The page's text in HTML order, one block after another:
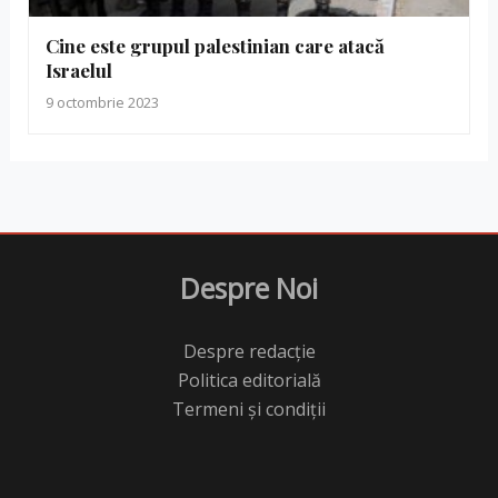
Cine este grupul palestinian care atacă
Israelul
9 octombrie 2023
Despre Noi
Despre redacție
Politica editorială
Termeni și condiții